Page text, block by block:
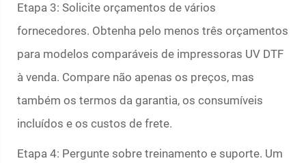
Etapa 3: Solicite orçamentos de vários
fornecedores. Obtenha pelo menos três orçamentos
para modelos comparáveis de impressoras UV DTF
à venda. Compare não apenas os preços, mas
também os termos da garantia, os consumíveis
incluídos e os custos de frete.
Etapa 4: Pergunte sobre treinamento e suporte. Um